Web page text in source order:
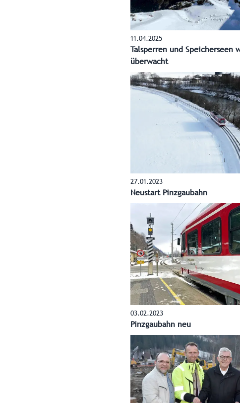
11.04.2025
Talsperren und Speicherseen
überwacht
27.01.2023
Neustart Pinzgaubahn
03.02.2023
Pinzgaubahn neu